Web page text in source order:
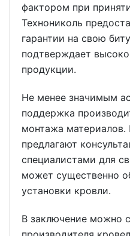
фактором при
Технониколь
гарантии на свою
подтверждает
продукции.
Не менее значимым
поддержка
монтажа
предлагают
специалистами для
может существенно
установки кровли.
В заключение можно